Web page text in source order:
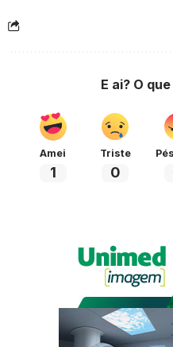
E ai? O
Amei
1
Triste
0